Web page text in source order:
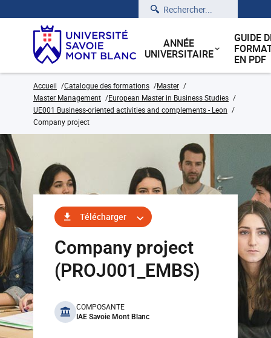
Rechercher
ANNÉE
UNIVERSITAIRE
GUIDE
EN PDF
Accueil Catalogue des formations
Master
Master Management
European Master in Business Studies
UE001 Business-oriented activities and complements - Leon
Company project
Télécharger
Company project
(PROJ001_EMBS)
benefits
COMPOSANTE
IAE Savoie Mont Blanc